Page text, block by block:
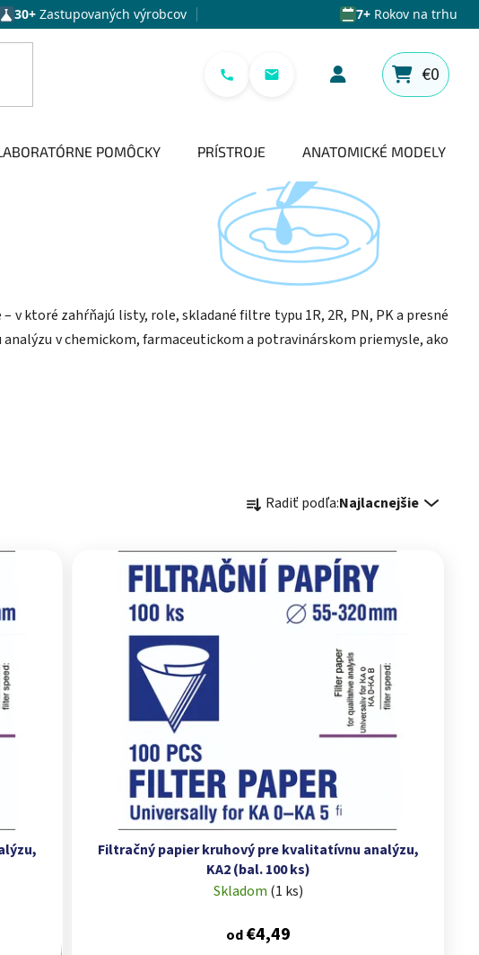
30+ Zastupovaných výrobcov 7+Rokov na trhu
NÁKUPNÝ
€0
POMÔCKY PRÍSTROJE ANATOMICKÉ MODELY
ktoré zahŕňajú listy, role, skladané filtre typu 1R, 2R, PN, PK a presné
v chemickom, farmaceutickom a potravinárskom priemysle, ako
Radiť podľa:Najlacnejšie
Filtračný papier kruhový pre kvalitatívnu analýzu,
KA2 (bal. 100 ks)
Skladom (1 ks)
od€4,49